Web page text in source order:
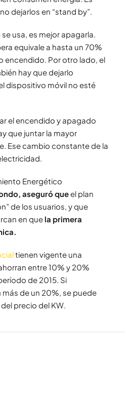
dejarlos en “stand by”.
se usa, es mejor apagarla.
equivale a hasta un 70%
encendido. Por otro lado, el
hay que dejarlo
dispositivo móvil no esté
el encendido y apagado
que juntar la mayor
Ese cambio constante de la
Energético
aseguró queel plan
de los usuarios, y que
en que la primera
tienen vigente una
entre 10% y 20%
de 2015. Si
de un 20%, se puede
precio del KW.